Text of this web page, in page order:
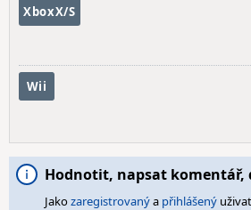
XboxX/S
Wii
Hodnotit, napsat
Jakozaregistrovanýa přihlášený